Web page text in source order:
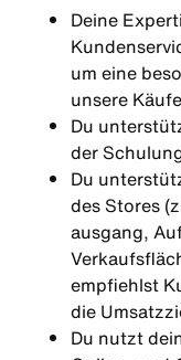
Deine
um eine
unsere
Du
der
Du
des Stores
ausgang,
empfiehlst
die
Du nutzt